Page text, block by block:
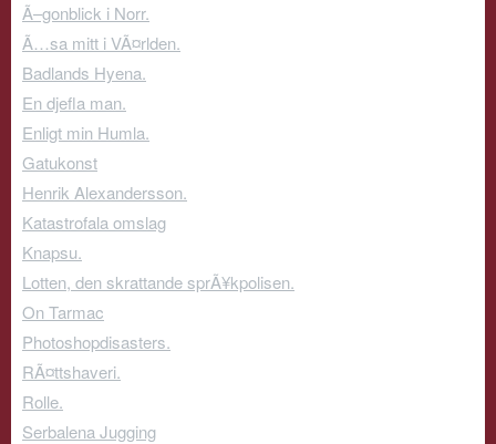
Ã–gonblick i Norr.
Ã…sa mitt i VÃ¤rlden.
Badlands Hyena.
En djefla man.
Enligt min Humla.
Gatukonst
Henrik Alexandersson.
Katastrofala omslag
Knapsu.
Lotten, den skrattande sprÃ¥kpolisen.
On Tarmac
Photoshopdisasters.
RÃ¤ttshaveri.
Rolle.
Serbalena Jugging